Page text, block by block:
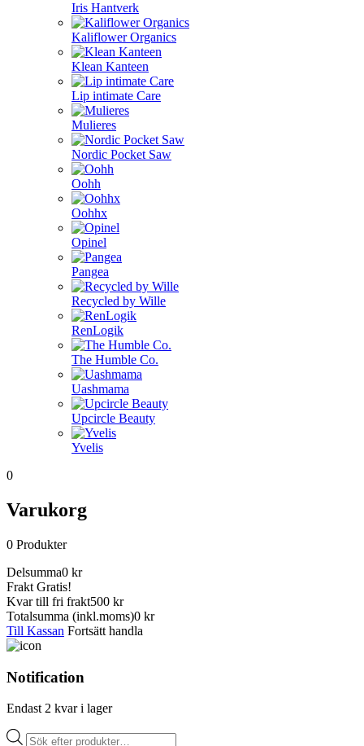
Iris Hantverk
Kaliflower Organics
Klean Kanteen
Lip intimate Care
Mulieres
Nordic Pocket Saw
Oohh
Oohhx
Opinel
Pangea
Recycled by Wille
RenLogik
The Humble Co.
Uashmama
Upcircle Beauty
Yvelis
0
Varukorg
0 Produkter
Delsumma0 kr
Frakt Gratis!
Kvar till fri frakt500 kr
Totalsumma (inkl.moms)0 kr
Till Kassan Fortsätt handla
Notification
Endast 2 kvar i lager
Products